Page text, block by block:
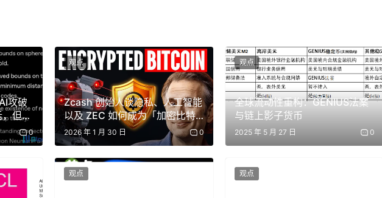
节奏。
生在港股泡泡玛特。此前段永平多次提及对潮玩赛道的认知过程，2026年实现显著转
权方式初步布局，随后在5月7日明确宣布清仓中国神华全部置换为泡泡玛特。这一置换
开表示对创始人王宁的认可，强调其年轻活力与25年以上持续经营潜力。同时对泡泡玛
系、全球门店网络以及渠道掌控力给予高度评价。这种从初步试水到实质重仓的路径，
值与IP运营赛道的主动扩展。泡泡玛特建仓释放清晰市场信号。它指向中国消费趋势中
现企业家视角下对年轻创始人与好生意的共鸣。这一动作与美股拼多多加仓形成跨市场
牌价值的重视。
攻破
但已
0
Zcash 创始人谈隐私、人工智能
以及 ZEC 如何成为「加密比特
币」
2026 年 1 月 30 日 0
观点
全球流动性重构：GENIUS法案
与链上影子货币
2025 年 5 月 27 日 0
观点
观点 观点